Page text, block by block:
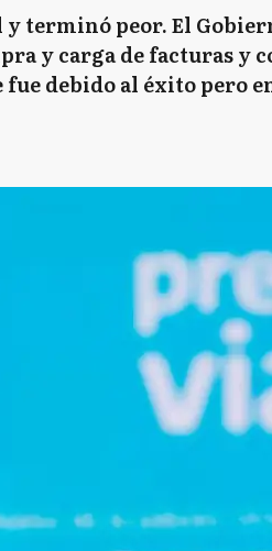
y terminó peor. El
y carga de facturas y
debido al éxito pero